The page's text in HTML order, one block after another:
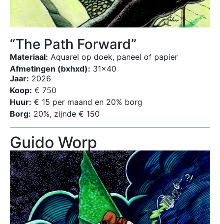
“The Path Forward”
Materiaal: Aquarel op doek, paneel of papier
Afmetingen (bxhxd): 31×40
Jaar: 2026
Koop: € 750
Huur: € 15 per maand en 20% borg
Borg: 20%, zijnde € 150
Guido Worp